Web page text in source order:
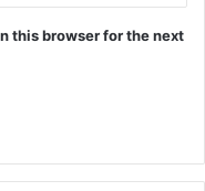
this browser for the next